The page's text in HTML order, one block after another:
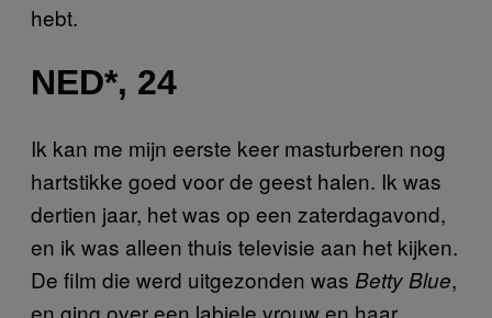
hebt.
NED*, 24
Ik kan me mijn eerste keer masturberen nog
hartstikke goed voor de geest halen. Ik was
dertien jaar, het was op een zaterdagavond,
en ik was alleen thuis televisie aan het kijken.
De film die werd uitgezonden was Betty Blue,
en ging over een labiele vrouw en haar